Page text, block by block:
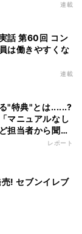
連載
話 第60回 コン
は働きやすくな
連載
"特典"とは......?
マニュアルなし
担当者から聞い
レポート
! セブンイレブ